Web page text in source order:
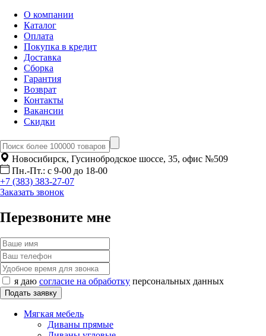
О компании
Каталог
Оплата
Покупка в кредит
Доставка
Сборка
Гарантия
Возврат
Контакты
Вакансии
Скидки
Новосибирск, Гусинобродское шоссе, 35, офис №509
Пн.-Пт.: с 9-00 до 18-00
+7 (383) 383-27-07
Заказать звонок
Перезвоните мне
я даю согласие на обработку персональных данных
Мягкая мебель
Диваны прямые